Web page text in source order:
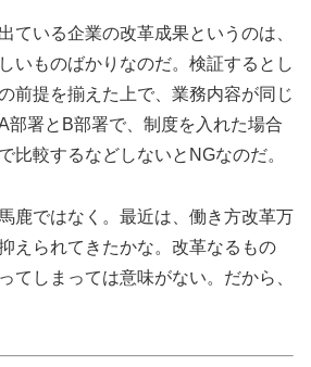
ている企業の改革成果というのは、
いものばかりなのだ。検証するとし
前提を揃えた上で、業務内容が同じ
部署とB部署で、制度を入れた場合
比較するなどしないとNGなのだ。
鹿ではなく。最近は、働き方改革万
えられてきたかな。改革なるもの
てしまっては意味がない。だから、